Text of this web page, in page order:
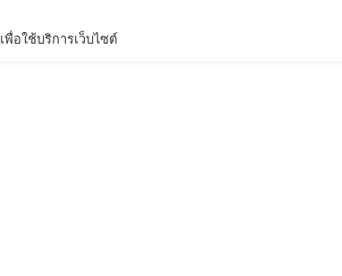
เพื่อใช้บริการเว็บไซต์